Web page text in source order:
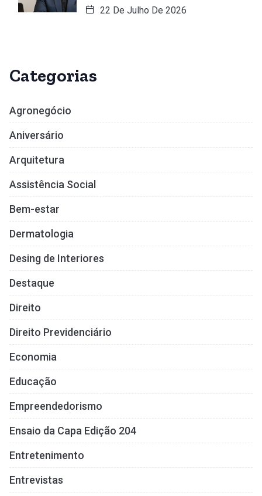
22 De Julho De 2026
Categorias
Agronegócio
Aniversário
Arquitetura
Assistência Social
Bem-estar
Dermatologia
Desing de Interiores
Destaque
Direito
Direito Previdenciário
Economia
Educação
Empreendedorismo
Ensaio da Capa Edição 204
Entretenimento
Entrevistas